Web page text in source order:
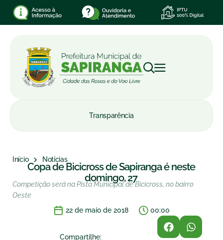
Transparência
Início Notícias
Copa de Bicicross de Sapiranga é neste
domingo, 27
Competição será na Pista Municipal de Bicicross, no bairro
Oeste
22 de maio de 2018
00:00
Compartilhe: